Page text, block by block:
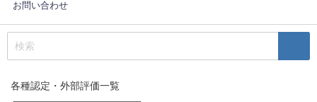
お問い合わせ
各種認定・外部評価一覧